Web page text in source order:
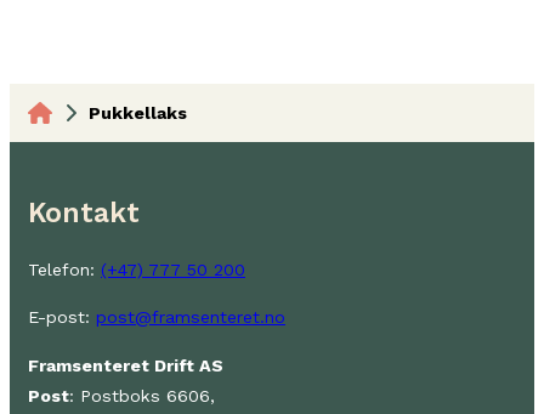
Pukkellaks
Kontakt
Telefon: (+47) 777 50 200
E-post: post@framsenteret.no
Framsenteret Drift AS
Post: Postboks 6606,